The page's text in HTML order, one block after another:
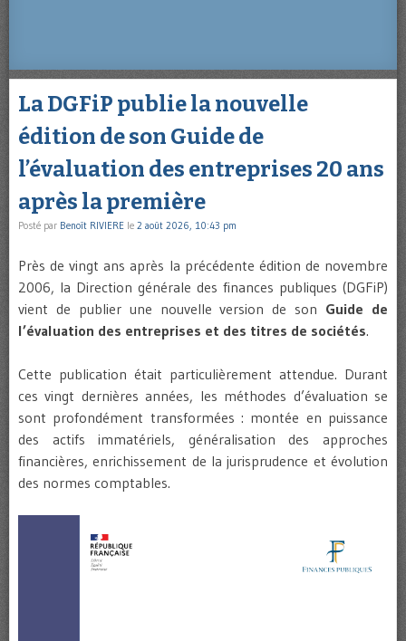
La DGFiP publie la nouvelle
édition de son Guide de
l’évaluation des entreprises 20 ans
après la première
Posté par Benoît RIVIERE le 2 août 2026, 10:43 pm
Près de vingt ans après la précédente édition de novembre
2006, la Direction générale des finances publiques (DGFiP)
vient de publier une nouvelle version de son Guide de
l’évaluation des entreprises et des titres de sociétés.
Cette publication était particulièrement attendue. Durant
ces vingt dernières années, les méthodes d’évaluation se
sont profondément transformées : montée en puissance
des actifs immatériels, généralisation des approches
financières, enrichissement de la jurisprudence et évolution
des normes comptables.